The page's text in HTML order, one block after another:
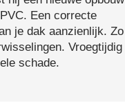
Een correcte
je dak aanzienlijk. Zo
Vroegtijdig
schade.